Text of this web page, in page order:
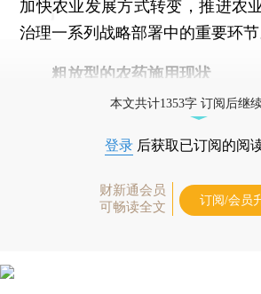
加快农业发展方式转变，推进农
治理一系列战略部署中的重要环节
粗放型的农药施用现状
本文共计1353字 订阅后继
登录 后获取已订阅的阅
财新通会员
可畅读全文
订阅/会员